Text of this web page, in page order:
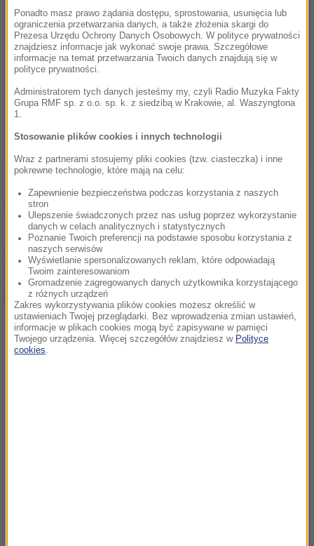
Źródło: RMF FM
chcesz widzieć więcej artykułów od RMF24?
dodaj w
Google
Ponadto masz prawo żądania dostępu, sprostowania, usunięcia lub
ograniczenia przetwarzania danych, a także złożenia skargi do
Prezesa Urzędu Ochrony Danych Osobowych. W polityce prywatności
znajdziesz informacje jak wykonać swoje prawa. Szczegółowe
informacje na temat przetwarzania Twoich danych znajdują się w
polityce prywatności.
Administratorem tych danych jesteśmy my, czyli Radio Muzyka Fakty
Grupa RMF sp. z o.o. sp. k. z siedzibą w Krakowie, al. Waszyngtona
1.
Stosowanie plików cookies i innych technologii
Wraz z partnerami stosujemy pliki cookies (tzw. ciasteczka) i inne
pokrewne technologie, które mają na celu:
Zapewnienie bezpieczeństwa podczas korzystania z naszych
stron
Ulepszenie świadczonych przez nas usług poprzez wykorzystanie
danych w celach analitycznych i statystycznych
Poznanie Twoich preferencji na podstawie sposobu korzystania z
naszych serwisów
Wyświetlanie spersonalizowanych reklam, które odpowiadają
Twoim zainteresowaniom
Gromadzenie zagregowanych danych użytkownika korzystającego
z różnych urządzeń
Zakres wykorzystywania plików cookies możesz określić w
ustawieniach Twojej przeglądarki. Bez wprowadzenia zmian ustawień,
informacje w plikach cookies mogą być zapisywane w pamięci
Twojego urządzenia. Więcej szczegółów znajdziesz w Polityce
cookies